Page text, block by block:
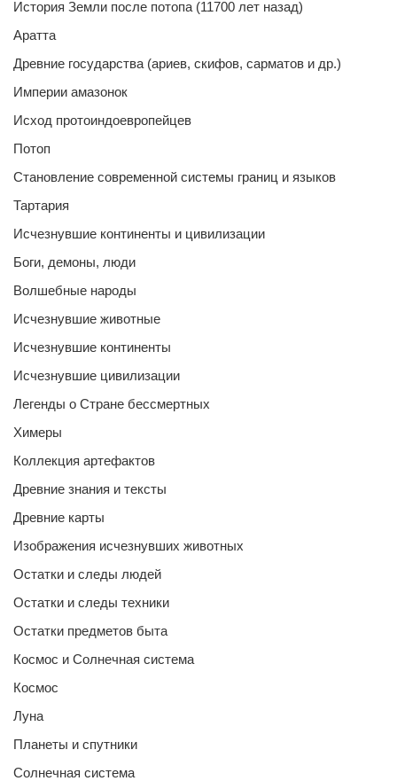
История Земли после потопа (11700 лет назад)
Аратта
Древние государства (ариев, скифов, сарматов и др.)
Империи амазонок
Исход протоиндоевропейцев
Потоп
Становление современной системы границ и языков
Тартария
Исчезнувшие континенты и цивилизации
Боги, демоны, люди
Волшебные народы
Исчезнувшие животные
Исчезнувшие континенты
Исчезнувшие цивилизации
Легенды о Стране бессмертных
Химеры
Коллекция артефактов
Древние знания и тексты
Древние карты
Изображения исчезнувших животных
Остатки и следы людей
Остатки и следы техники
Остатки предметов быта
Космос и Солнечная система
Космос
Луна
Планеты и спутники
Солнечная система